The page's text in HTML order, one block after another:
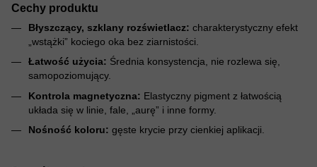
Cechy produktu
Błyszczący, szklany rozświetlacz: charakterystyczny efekt
„wstążki” kociego oka bez ziarnistości.
Łatwość użycia: Średnia konsystencja, nie rozlewa się,
samopoziomujący.
Kontrola magnetyczna: Elastyczny pigment z łatwością
układa się w linie, fale, „aurę” i inne formy.
Nośność koloru: gęste krycie przy cienkiej aplikacji.